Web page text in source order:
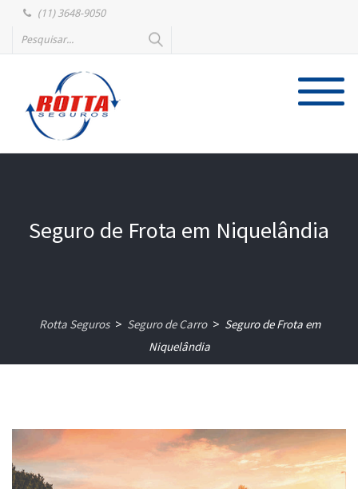
(11) 3648-9050
Seguro de Frota em Niquelândia
Rotta Seguros > Seguro de Carro > Seguro de Frota em
Niquelândia